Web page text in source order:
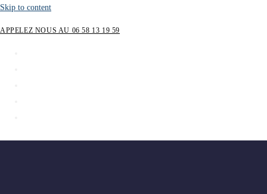
Skip to content
APPELEZ NOUS AU 06 58 13 19 59